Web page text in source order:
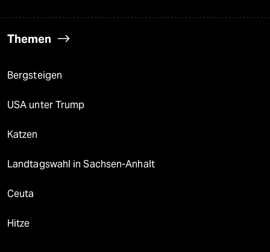
Themen
Bergsteigen
USA unter Trump
Katzen
Landtagswahl in Sachsen-Anhalt
Ceuta
Hitze